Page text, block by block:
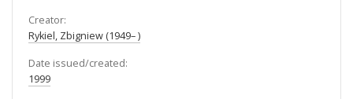
Creator:
Rykiel, Zbigniew (1949– )
Date issued/created:
1999